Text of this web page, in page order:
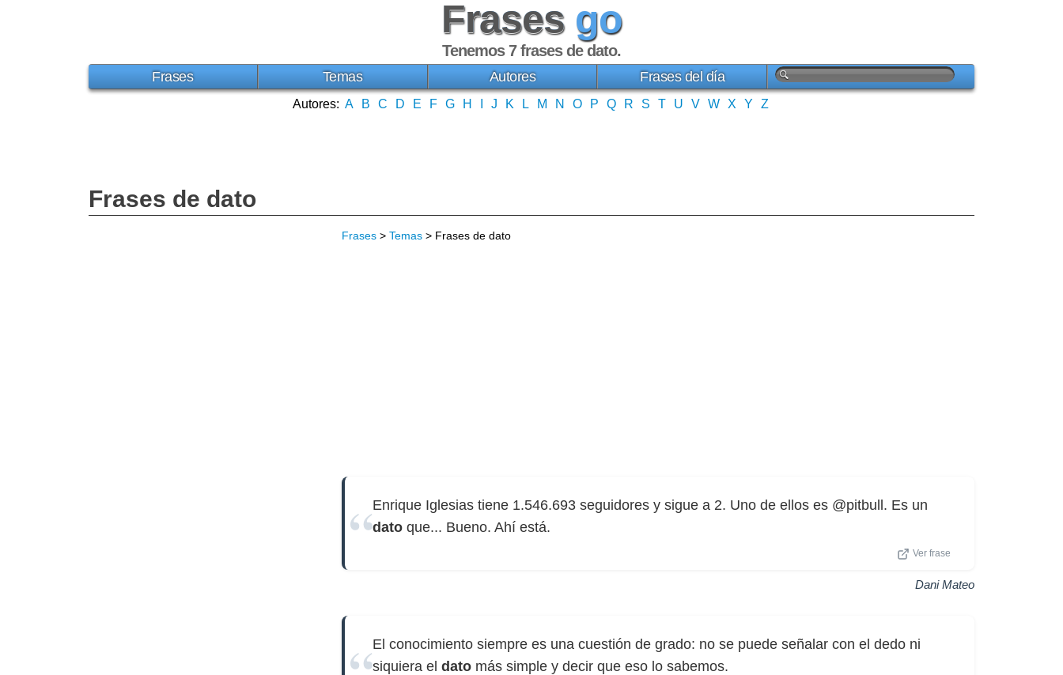
Frases go
Tenemos 7frases de dato.
Frases Temas Autores Frases del día
Autores: A B C D E F G H J K L M N O P Q R S T U V W X Y Z
Frases de dato
Frases > Temas > Frases de dato
Enrique Iglesias tiene 1.546.693 seguidores y sigue a 2. Uno de ellos es @pitbull. Es un
dato que... Bueno. Ahí está.
Ver frase
Dani Mateo
El conocimiento siempre es una cuestión de grado: no se puede señalar con el dedo ni
siquiera el dato más simple y decir que eso lo sabemos.